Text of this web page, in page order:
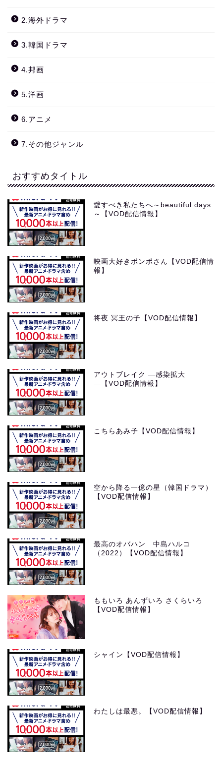
2.海外ドラマ
3.韓国ドラマ
4.邦画
5.洋画
6.アニメ
7.その他ジャンル
おすすめタイトル
愛すべき私たちへ～beautiful days
～【VOD配信情報】
映画大好きポンポさん【VOD配信情
報】
将夜 冥王の子【VOD配信情報】
アウトブレイク ―感染拡大
―【VOD配信情報】
こちらあみ子【VOD配信情報】
空から降る一億の星（韓国ドラマ）
【VOD配信情報】
最高のオバハン 中島ハルコ
（2022）【VOD配信情報】
ももいろ あんずいろ さくらいろ
【VOD配信情報】
シャイン【VOD配信情報】
わたしは最悪。【VOD配信情報】